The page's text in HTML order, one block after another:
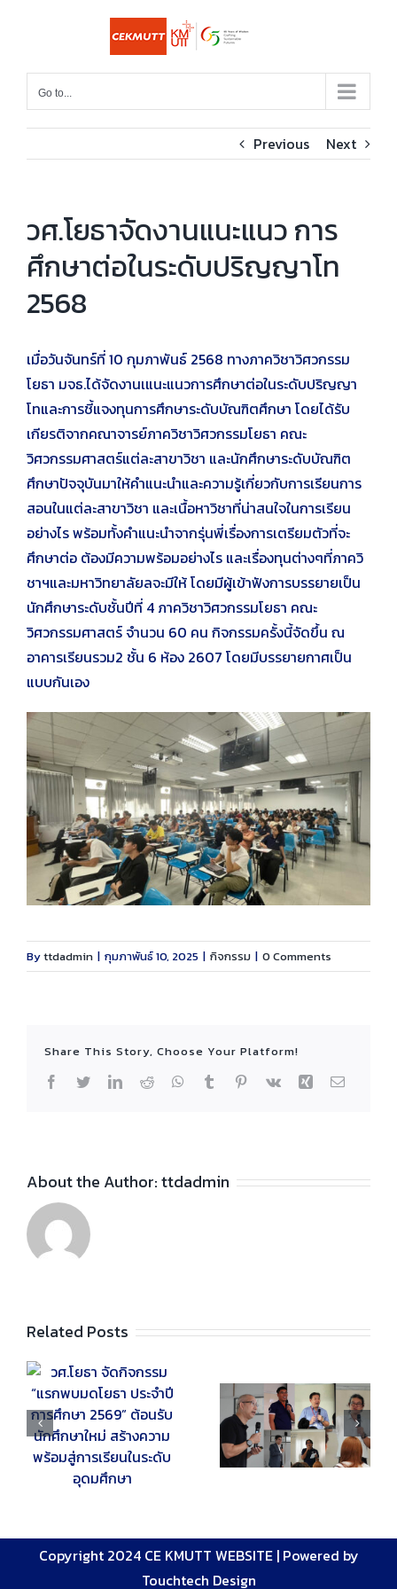
Go to...
Previous Next
วศ.โยธาจัดงานแนะแนว การ
ศึกษาต่อในระดับปริญญาโท
2568
เมื่อวันจันทร์ที่ 10 กุมภาพันธ์ 2568 ทางภาควิชาวิศวกรรม
โยธา มจธ.ได้จัดงานเแนะแนวการศึกษาต่อในระดับปริญญา
โทและการชี้แจงทุนการศึกษาระดับบัณฑิตศึกษา โดยได้รับ
เกียรติจากคณาจารย์ภาควิชาวิศวกรรมโยธา คณะ
วิศวกรรมศาสตร์แต่ละสาขาวิชา และนักศึกษาระดับบัณฑิต
ศึกษาปัจจุบันมาให้คำแนะนำและความรู้เกี่ยวกับการเรียนการ
สอนในแต่ละสาขาวิชา และเนื้อหาวิชาที่น่าสนใจในการเรียน
อย่างไร พร้อมทั้งคำแนะนำจากรุ่นพี่เรื่องการเตรียมตัวที่จะ
ศึกษาต่อ ต้องมีความพร้อมอย่างไร และเรื่องทุนต่างๆที่ภาควิ
ชาฯและมหาวิทยาลัยลจะมีให้ โดยมีผู้เข้าฟังการบรรยายเป็น
นักศึกษาระดับชั้นปีที่ 4 ภาควิชาวิศวกรรมโยธา คณะ
วิศวกรรมศาสตร์ จำนวน 60 คน กิจกรรมครั้งนี้จัดขึ้น ณ
อาคารเรียนรวม2 ชั้น 6 ห้อง 2607 โดยมีบรรยายกาศเป็น
แบบกันเอง
Byttdadmin | กุมภาพันธ์ 10, 2025 | กิจกรรม | 0 Comments
Share This Story, Choose Your Platform!
Facebook
TwitterLinkedIn
Reddit WhatsApp
Tumblr Pinterest
Vk Xing Email
About the Author:ttdadmin
Related Posts
ภาควิชาวิศวกรรม
โยธา มจธ. จัด
ปฐมนิเทศนักศึกษา
ใหม่ ประจำปีการศึกษา
2569 ต้อนรับก้าวแรก
สู่การเป็นวิศวกรโยธา
กิจกรรม “ปลดไทด์ใส่
ช็อป ปลดช็อปใส่เชิ้ต
2569” สานสัมพันธ์รุ่น
พี่–รุ่นน้อง สร้าง
ความภาคภูมิใจใน
วิชาชีพ
Copyright 2024 CE KMUTT WEBSITE | Powered by
Touchtech Design